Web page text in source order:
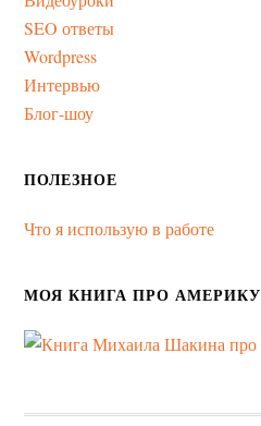
SEO ответы
Wordpress
Интервью
Блог-шоу
ПОЛЕЗНОЕ
Что я использую в работе
МОЯ КНИГА ПРО АМЕРИКУ